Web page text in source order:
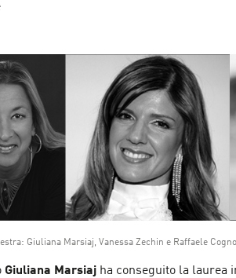
Giuliana Marsiaj, Vanessa Zechin e Raffaele Cogno
Giuliana Marsiaj ha conseguito la laurea